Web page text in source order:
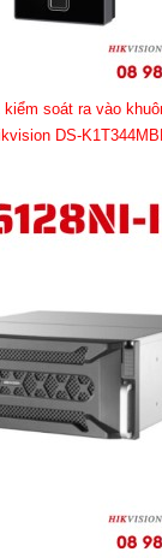
soát ra vào
DS-